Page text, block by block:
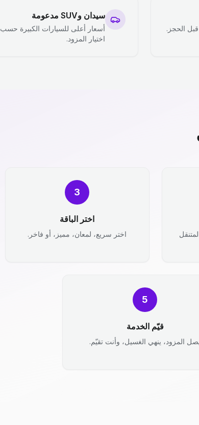
الحجز.
سيدان وSUV مدعومة
أسعار أعلى للسيارات الكبيرة حسب
اختيار المزود.
3
اختر الباقة
اختر سريع، لمعان، مميز، أو فاخر.
5
قيّم الخدمة
المزود، ينهي الغسيل، وأنت تقيّم.